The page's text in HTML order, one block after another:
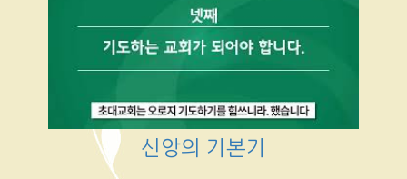
신앙의 기본기